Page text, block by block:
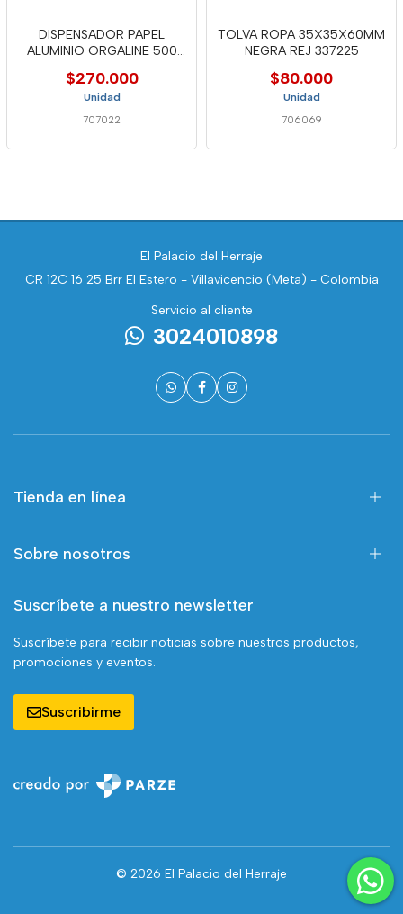
DISPENSADOR PAPEL
ALUMINIO ORGALINE 500
$270.000
Unidad
707022
TOLVA ROPA 35X35X60MM
NEGRA REJ 337225
$80.000
Unidad
706069
El Palacio del Herraje
CR 12C 16 25 Brr El Estero - Villavicencio (Meta) - Colombia
Servicio al cliente
3024010898
Tienda en línea
Sobre nosotros
Suscríbete a nuestro newsletter
Suscríbete para recibir noticias sobre nuestros productos,
promociones y eventos.
Suscribirme
© 2026 El Palacio del Herraje